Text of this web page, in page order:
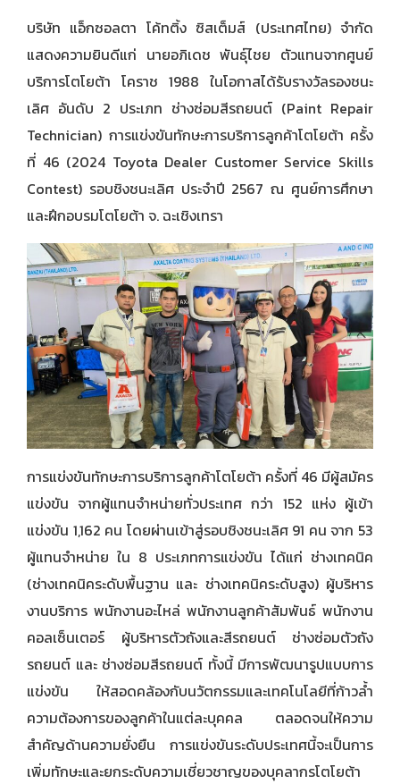
บริษัท แอ็กซอลตา โค้ทติ้ง ซิสเต็มส์ (ประเทศไทย) จำกัด
แสดงความยินดีแก่ นายอภิเดช พันธุ์ไชย ตัวแทนจากศูนย์
บริการโตโยต้า โคราช 1988 ในโอกาสได้รับรางวัลรองชนะ
เลิศ อันดับ 2 ประเภท ช่างซ่อมสีรถยนต์ (Paint Repair
Technician) การแข่งขันทักษะการบริการลูกค้าโตโยต้า ครั้ง
ที่ 46 (2024 Toyota Dealer Customer Service Skills
Contest) รอบชิงชนะเลิศ ประจำปี 2567 ณ ศูนย์การศึกษา
และฝึกอบรมโตโยต้า จ. ฉะเชิงเทรา
การแข่งขันทักษะการบริการลูกค้าโตโยต้า ครั้งที่ 46 มีผู้สมัคร
แข่งขัน จากผู้แทนจำหน่ายทั่วประเทศ กว่า 152 แห่ง ผู้เข้า
แข่งขัน 1,162 คน โดยผ่านเข้าสู่รอบชิงชนะเลิศ 91 คน จาก 53
ผู้แทนจำหน่าย ใน 8 ประเภทการแข่งขัน ได้แก่ ช่างเทคนิค
(ช่างเทคนิคระดับพื้นฐาน และ ช่างเทคนิคระดับสูง) ผู้บริหาร
งานบริการ พนักงานอะไหล่ พนักงานลูกค้าสัมพันธ์ พนักงาน
คอลเซ็นเตอร์ ผู้บริหารตัวถังและสีรถยนต์ ช่างซ่อมตัวถัง
รถยนต์ และ ช่างซ่อมสีรถยนต์ ทั้งนี้ มีการพัฒนารูปแบบการ
แข่งขัน ให้สอดคล้องกับนวัตกรรมและเทคโนโลยีที่ก้าวล้ำ
ความต้องการของลูกค้าในแต่ละบุคคล ตลอดจนให้ความ
สำคัญด้านความยั่งยืน การแข่งขันระดับประเทศนี้จะเป็นการ
เพิ่มทักษะและยกระดับความเชี่ยวชาญของบุคลากรโตโยต้า